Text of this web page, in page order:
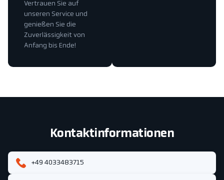
Vertrauen Sie auf
unseren Service und
genießen Sie die
Zuverlässigkeit von
Anfang bis Ende!
Kontaktinformationen
+49 4033483715